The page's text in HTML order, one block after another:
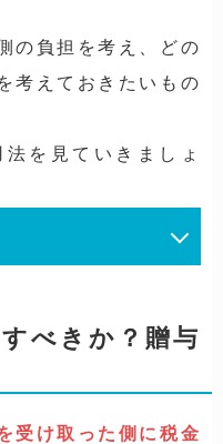
の負担を考え、どの
考えておきたいもの
を見ていきましょ
べきか？贈与
受け取った側に税金